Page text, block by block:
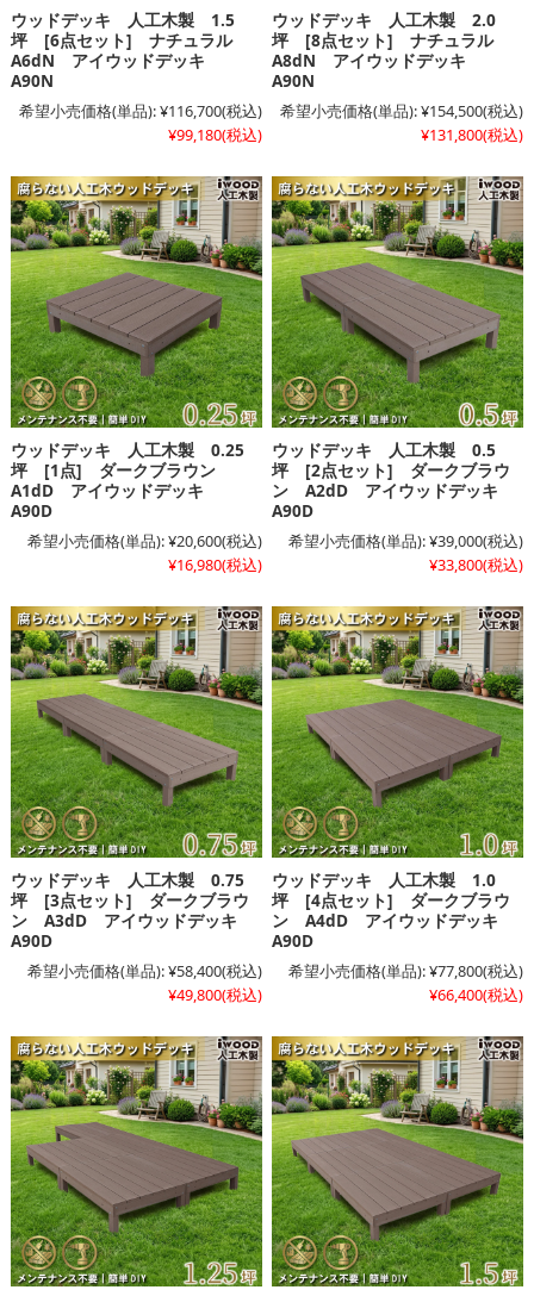
ウッドデッキ 人工木製 1.5
坪 [6点セット] ナチュラル
A6dN アイウッドデッキ
A90N
希望小売価格(単品):¥116,700(税込)
¥99,180(税込)
ウッドデッキ 人工木製 2.0
坪 [8点セット] ナチュラル
A8dN アイウッドデッキ
A90N
希望小売価格(単品):¥154,500(税込)
¥131,800(税込)
ウッドデッキ 人工木製 0.25
坪 [1点] ダークブラウン
A1dD アイウッドデッキ
A90D
希望小売価格(単品):¥20,600(税込)
¥16,980(税込)
ウッドデッキ 人工木製 0.5
坪 [2点セット] ダークブラウ
ン A2dD アイウッドデッキ
A90D
希望小売価格(単品):¥39,000(税込)
¥33,800(税込)
ウッドデッキ 人工木製 0.75
坪 [3点セット] ダークブラウ
ン A3dD アイウッドデッキ
A90D
希望小売価格(単品):¥58,400(税込)
¥49,800(税込)
ウッドデッキ 人工木製 1.0
坪 [4点セット] ダークブラウ
ン A4dD アイウッドデッキ
A90D
希望小売価格(単品):¥77,800(税込)
¥66,400(税込)